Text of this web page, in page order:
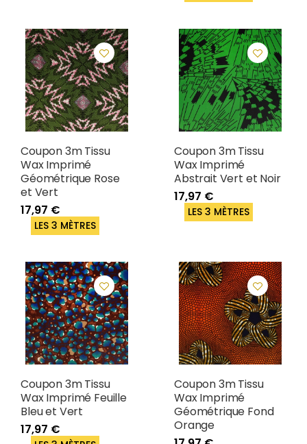
Coupon 3m Tissu
Wax Imprimé
Géométrique Rose
et Vert
17,97 €
LES 3 MÈTRES
Coupon 3m Tissu
Wax Imprimé
Abstrait Vert et Noir
17,97 €
LES 3 MÈTRES
Coupon 3m Tissu
Wax Imprimé Feuille
Bleu et Vert
17,97 €
Coupon 3m Tissu
Wax Imprimé
Géométrique Fond
Orange